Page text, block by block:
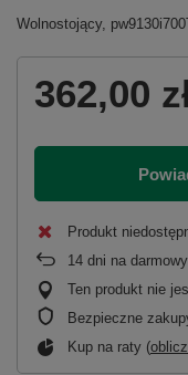
Wolnostojący,
362,00
Produkt
14 dni na
Ten produkt nie
Bezpieczne
Kup na raty (